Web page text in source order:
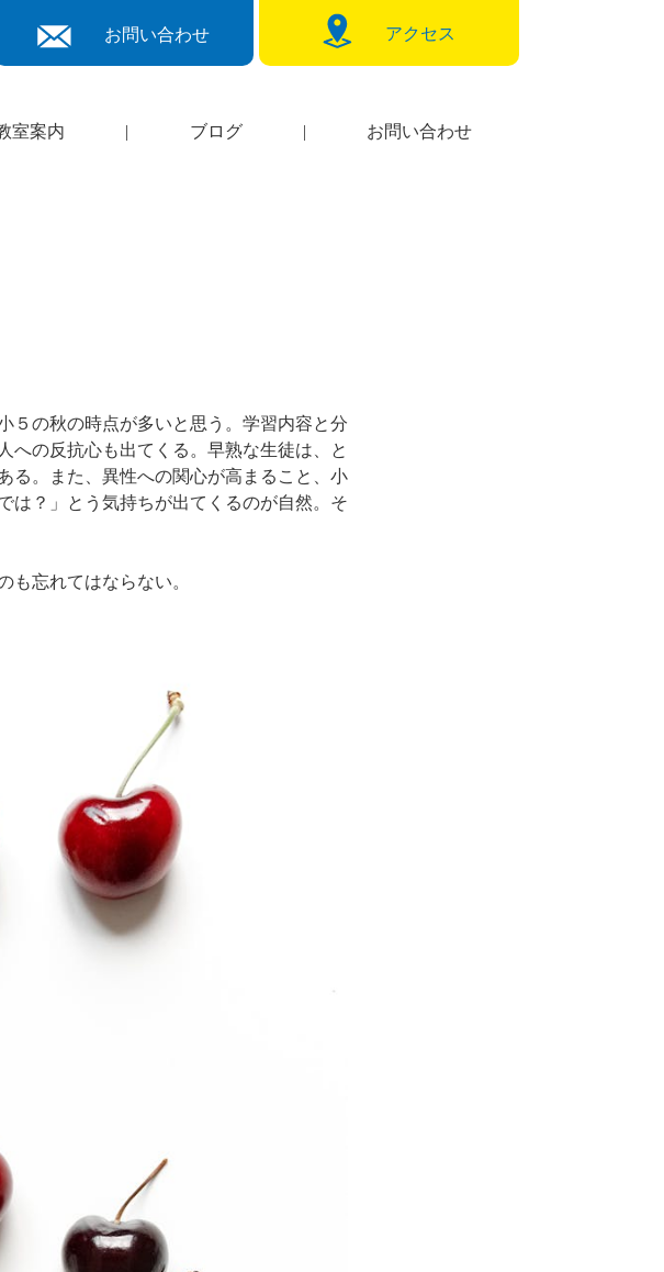
お問い合わせ アクセス
室案内 | ブログ | お問い合わせ
５の秋の時点が多いと思う。学習内容と分
への反抗心も出てくる。早熟な生徒は、と
る。また、異性への関心が高まること、小
は？」とう気持ちが出てくるのが自然。そ
も忘れてはならない。